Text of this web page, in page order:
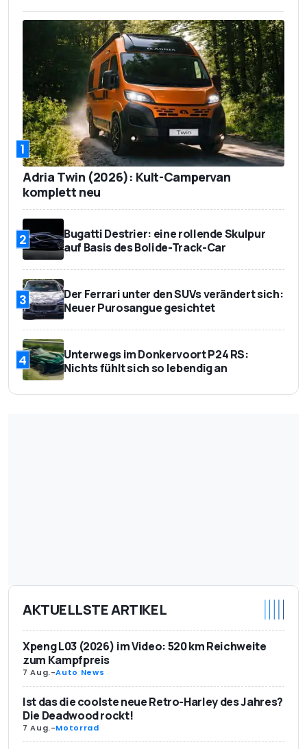
Aufladezeit
80 % DC
Länge 4.953 mm
1.967 mm
Höhe 1.696 mm
Leergewicht 2.659 kg
Zuladung 576 kg
Kofferraumvolumen
Anhängelast
Basispreis 135.500 Euro
1
Adria Twin (2026): Kult-Campervan
komplett neu
2
Bugatti Destrier: eine rollende Skulpur
auf Basis des Bolide-Track-Car
3
Der Ferrari unter den SUVs verändert sich:
Neuer Purosangue gesichtet
4
Unterwegs im Donkervoort P24 RS:
Nichts fühlt sich so lebendig an
AKTUELLSTE ARTIKEL
Xpeng L03 (2026) im Video: 520 km Reichweite
zum Kampfpreis
7 Aug.-Auto News
Ist das die coolste neue Retro-Harley des Jahres?
Die Deadwood rockt!
7 Aug.-Motorrad